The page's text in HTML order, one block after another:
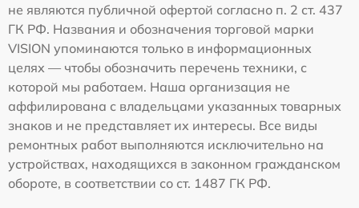
не являются публичной офертой согласно п. 2 ст. 437
ГК РФ. Названия и обозначения торговой марки
VISION упоминаются только в информационных
целях — чтобы обозначить перечень техники, с
которой мы работаем. Наша организация не
аффилирована с владельцами указанных товарных
знаков и не представляет их интересы. Все виды
ремонтных работ выполняются исключительно на
устройствах, находящихся в законном гражданском
обороте, в соответствии со ст. 1487 ГК РФ.